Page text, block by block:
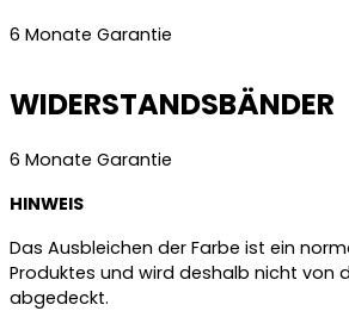
6 Monate Garantie
WIDERSTANDSBÄNDER
6 Monate Garantie
HINWEIS
Das Ausbleichen der Farbe ist ein
Produktes und wird deshalb nicht von
abgedeckt.